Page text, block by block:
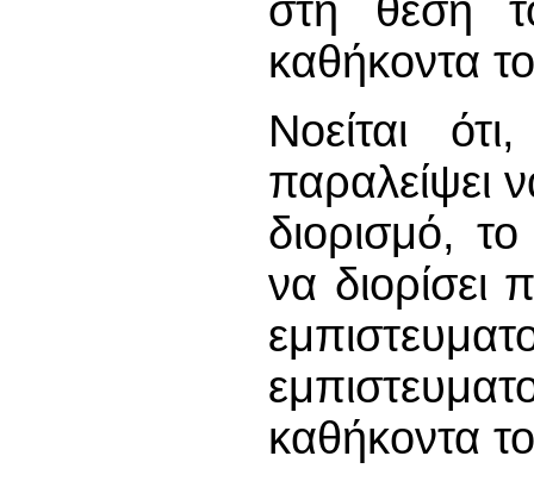
στη θέση
καθήκοντα
Νοείται
παραλείψει
διορισμό,
να διορίσει
καθήκοντα